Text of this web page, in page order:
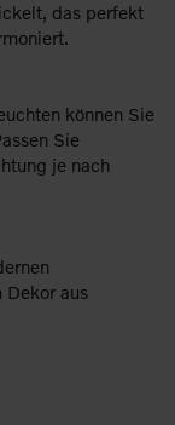
das perfekt
können Sie
Sie
je nach
aus